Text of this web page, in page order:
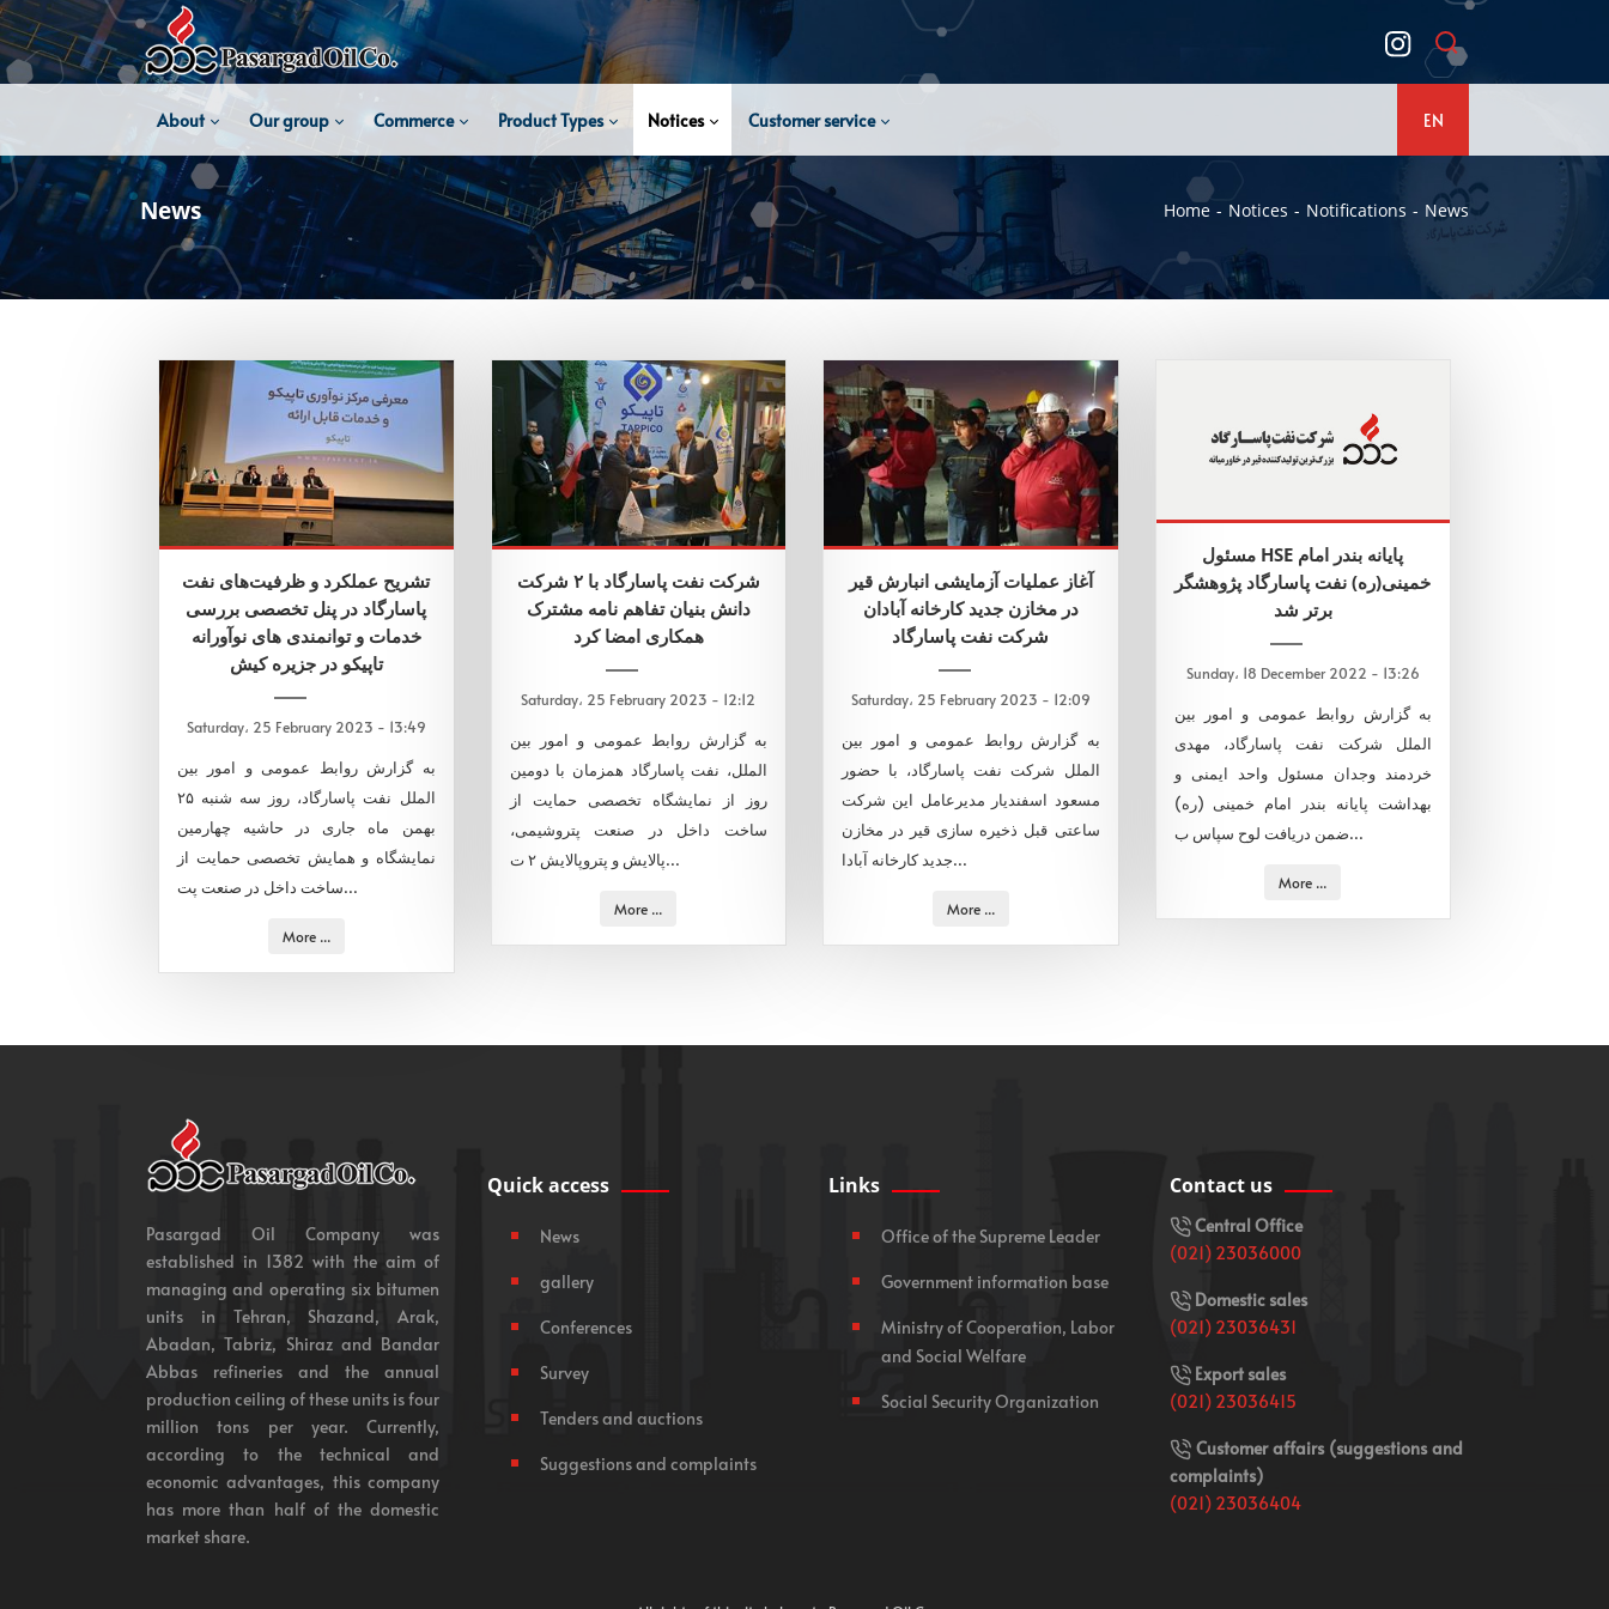
About Our group Commerce Product Types Notices Customer service EN
News Home Notices Notifications News
تشریح عملکرد و ظرفیت‌های نفت
پاسارگاد در پنل تخصصی بررسی
خدمات و توانمندی های نوآورانه
تاپیکو در جزیره کیش
Saturday، 25 February 2023 - 13:49
به گزارش روابط عمومی و امور بین
الملل نفت پاسارگاد، روز سه شنبه ۲۵
بهمن ماه جاری در حاشیه چهارمین
نمایشگاه و همایش تخصصی حمایت از
ساخت داخل در صنعت پت...
More ...
شرکت نفت پاسارگاد با ۲ شرکت
دانش بنیان تفاهم نامه مشترک
همکاری امضا کرد
Saturday، 25 February 2023 - 12:12
به گزارش روابط عمومی و امور بین
الملل، نفت پاسارگاد همزمان با دومین
روز از نمایشگاه تخصصی حمایت از
ساخت داخل در صنعت پتروشیمی،
پالایش و پتروپالایش ۲ ت...
More ...
آغاز عملیات آزمایشی انبارش قیر
در مخازن جدید کارخانه آبادان
شرکت نفت پاسارگاد
Saturday، 25 February 2023 - 12:09
به گزارش روابط عمومی و امور بین
الملل شرکت نفت پاسارگاد، با حضور
مسعود اسفندیار مدیرعامل این شرکت
ساعتی قبل ذخیره سازی قیر در مخازن
جدید کارخانه آبادا...
More ...
مسئول HSE پایانه بندر امام
خمینی(ره) نفت پاسارگاد پژوهشگر
برتر شد
Sunday، 18 December 2022 - 13:26
به گزارش روابط عمومی و امور بین
الملل شرکت نفت پاسارگاد، مهدی
خردمند وجدان مسئول واحد ایمنی و
بهداشت پایانه بندر امام خمینی (ره)
ضمن دریافت لوح سپاس ب...
More ...
Contact us
Central Office
(021) 23036000
Domestic sales
(021) 23036431
Export sales
(021) 23036415
Customer affairs (suggestions and
complaints)
(021) 23036404
Links
Office of the Supreme Leader
Government information base
Ministry of Cooperation, Labor
and Social Welfare
Social Security Organization
Quick access
News
gallery
Conferences
Survey
Tenders and auctions
Suggestions and complaints
Pasargad Oil Company was
established in 1382 with the aim of
managing and operating six bitumen
units in Tehran, Shazand, Arak,
Abadan, Tabriz, Shiraz and Bandar
Abbas refineries and the annual
production ceiling of these units is four
million tons per year. Currently,
according to the technical and
economic advantages, this company
has more than half of the domestic
market share.